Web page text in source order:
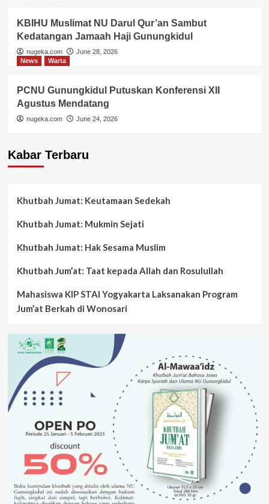
KBIHU Muslimat NU Darul Qur’an Sambut
Kedatangan Jamaah Haji Gunungkidul
nugeka.com
June 28, 2026
News
Warta
PCNU Gunungkidul Putuskan Konferensi XII
Agustus Mendatang
nugeka.com June 24, 2026
Kabar Terbaru
Khutbah Jumat: Keutamaan Sedekah
Khutbah Jumat: Mukmin Sejati
Khutbah Jumat: Hak Sesama Muslim
Khutbah Jum’at: Taat kepada Allah dan Rosulullah
Mahasiswa KIP STAI Yogyakarta Laksanakan Program
Jum’at Berkah di Wonosari